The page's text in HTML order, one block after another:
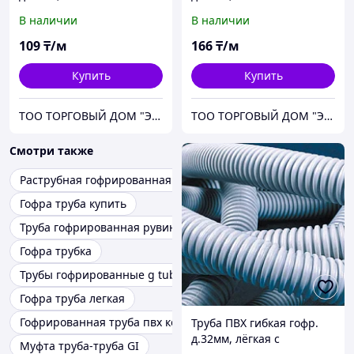
серый
В наличии
109₸/м
Купить
ТОО ТОРГОВЫЙ ДОМ "ЭЛЕКТРОЦЕНТР"
серый
В наличии
166₸/м
Купить
ТОО ТОРГОВЫЙ ДОМ "ЭЛЕКТРОЦЕНТР"
Смотри также
Раструбная гофрированная труба
Гофра труба купить
Труба гофрированная рувинил
Гофра трубка
Трубы гофрированные g tube
Гофра труба легкая
Гофрированная труба пвх копос
Муфта труба-труба GI
Труба ПВХ гибкая гофр.
д.32мм, лёгкая с